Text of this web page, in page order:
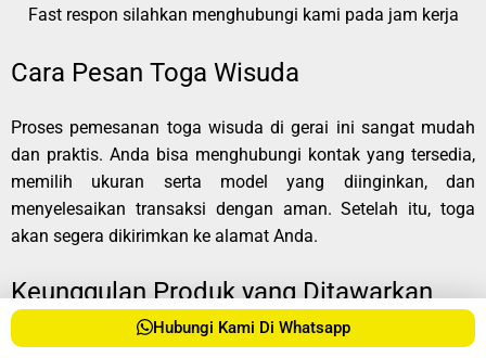
Hubungi Kami Di Whatsapp
Fast respon silahkan menghubungi kami pada jam kerja
Cara Pesan Toga Wisuda
Proses pemesanan toga wisuda di gerai ini sangat mudah
dan praktis. Anda bisa menghubungi kontak yang tersedia,
memilih ukuran serta model yang diinginkan, dan
menyelesaikan transaksi dengan aman. Setelah itu, toga
akan segera dikirimkan ke alamat Anda.
Keunggulan Produk yang Ditawarkan
Selain kualitas bahan yang terjamin, gerai ini juga